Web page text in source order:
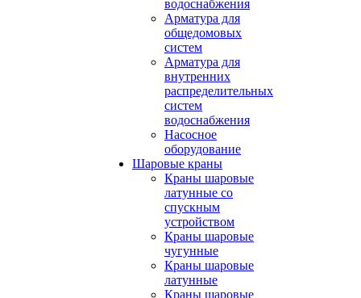
водоснабжения
Арматура для
общедомовых
систем
Арматура для
внутренних
распределительных
систем
водоснабжения
Насосное
оборудование
Шаровые краны
Краны шаровые
латунные со
спускным
устройством
Краны шаровые
чугунные
Краны шаровые
латунные
Краны шаровые